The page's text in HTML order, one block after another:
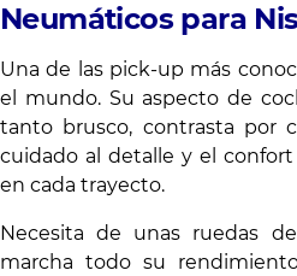
Neumáticos para
Una de las pick-up más
el mundo. Su aspecto de
tanto brusco, contrasta por
cuidado al detalle y el
en cada trayecto.
Necesita de unas ruedas
marcha todo su